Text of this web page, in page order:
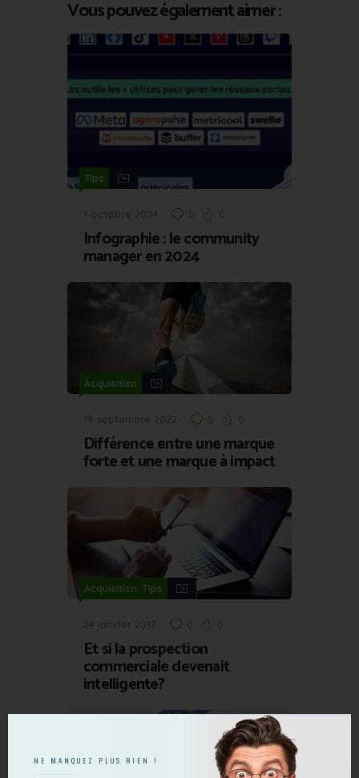
Vous pouvez également aimer :
Tips
1 octobre 2024 0 0
Infographie : le community
manager en 2024
Acquisition
19 septembre 2022 0 0
Différence entre une marque
forte et une marque à impact
Acquisition, Tips
24 janvier 2017 0 0
Et si la prospection
commerciale devenait
intelligente?
NE MANQUEZ PLUS RIEN !